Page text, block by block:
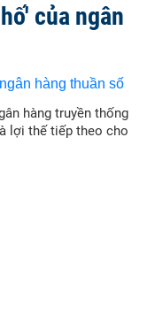
của ngân
hàng truyền thống
lợi thế tiếp theo cho